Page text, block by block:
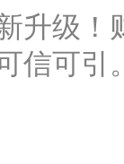
升级
信可引